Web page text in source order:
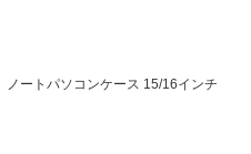
ノートパソコンケース 15/16インチ